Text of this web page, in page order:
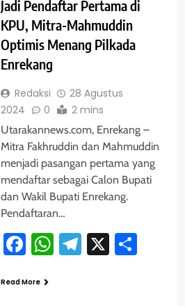
Jadi Pendaftar Pertama di
KPU, Mitra-Mahmuddin
Optimis Menang Pilkada
Enrekang
Redaksi
28 Agustus
2024
0 2 mins
Utarakannews.com, Enrekang –
Mitra Fakhruddin dan Mahmuddin
menjadi pasangan pertama yang
mendaftar sebagai Calon Bupati
dan Wakil Bupati Enrekang.
Pendaftaran…
Facebook
WhatsApp
Telegram
X
Read More